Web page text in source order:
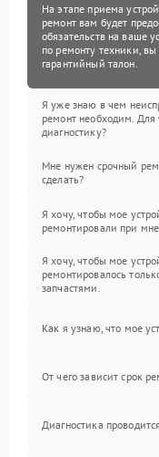
На этапе приема
ремонт вам будет
обязательств на ваше
по ремонту техники,
гарантийный талон.
Я уже знаю в чем
ремонт необходим. Для
диагностику?
Мне нужен срочный
сделать?
Я хочу, чтобы мое
ремонтировали при мне.
Я хочу, чтобы мое
ремонтировалось
запчастями.
Как я узнаю, что мое
От чего зависит срок
Диагностика